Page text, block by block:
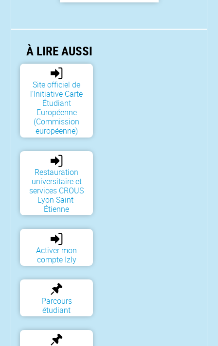
À LIRE AUSSI
Site officiel de
l’Initiative Carte
Étudiant
Européenne
(Commission
européenne)
Restauration
universitaire et
services CROUS
Lyon Saint-
Étienne
Activer mon
compte Izly
Parcours
étudiant